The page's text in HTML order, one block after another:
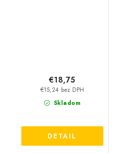
Skladom
€15,24 bez DPH
€18,75
DETAIL